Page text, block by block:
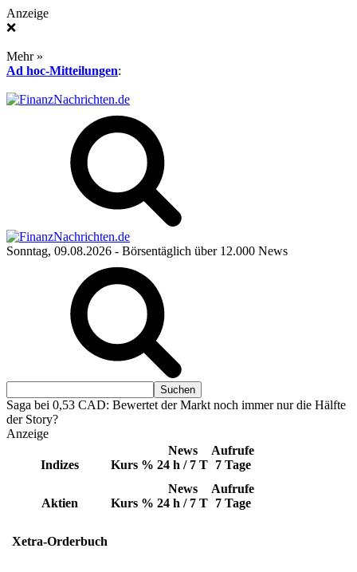
Anzeige
❌
Mehr »
Ad hoc-Mitteilungen:
Sonntag, 09.08.2026 - Börsentäglich über 12.000 News
Saga bei 0,53 CAD: Bewertet der Markt noch immer nur die Hälfte
der Story?
Anzeige
Indizes Kurs %
News
24 h / 7 T
Aufrufe
7 Tage
Aktien Kurs %
News
24 h / 7 T
Aufrufe
7 Tage
Xetra-Orderbuch